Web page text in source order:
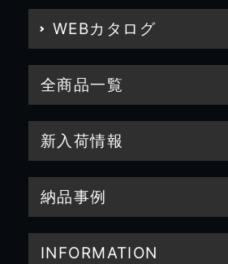
WEBカタログ
全商品一覧
新入荷情報
納品事例
INFORMATION